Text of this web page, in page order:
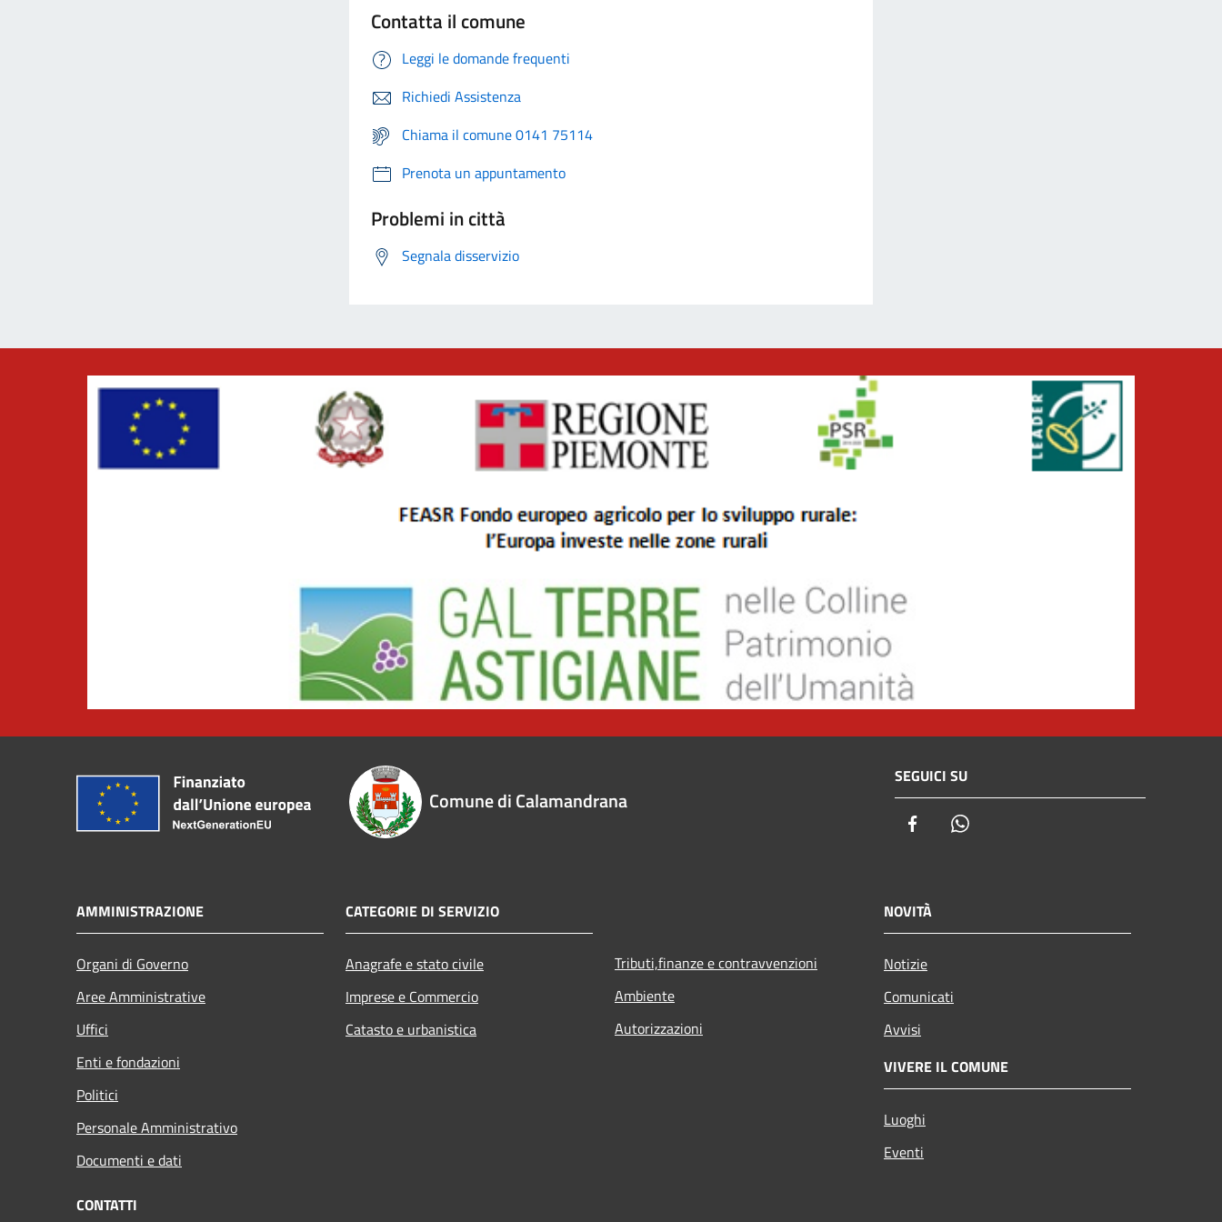
Contatta il comune
Leggi le domande frequenti
Richiedi Assistenza
Chiama il comune 0141 75114
Prenota un appuntamento
Problemi in città
Segnala disservizio
Comune di Calamandrana
SEGUICI SU
Facebook
AMMINISTRAZIONE
Organi di Governo
Aree Amministrative
Uffici
Enti e fondazioni
Politici
Personale Amministrativo
Documenti e dati
CATEGORIE DI SERVIZIO
Anagrafe e stato civile
Imprese e Commercio
Catasto e urbanistica
Tributi,finanze e contravvenzioni
Ambiente
Autorizzazioni
NOVITÀ
Notizie
Comunicati
Avvisi
VIVERE IL COMUNE
Luoghi
Eventi
CONTATTI